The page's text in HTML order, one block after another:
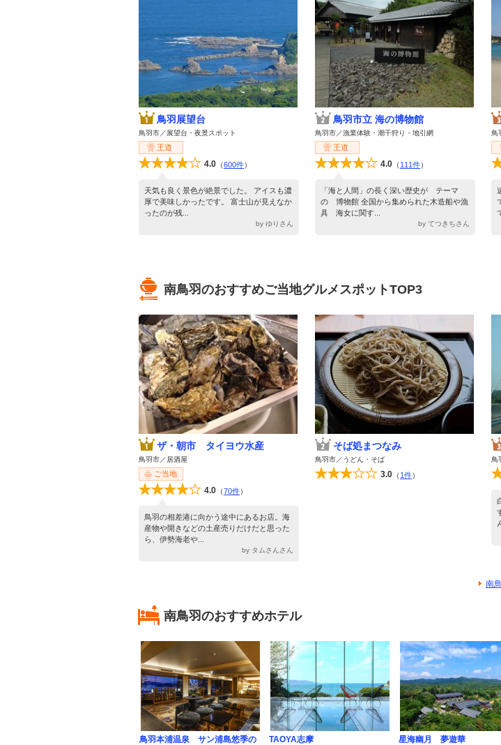
鳥羽展望台
鳥羽市／展望台・夜景スポット
王道
4.0 （600件）
天気も良く景色が絶景でした。 アイスも濃
厚で美味しかったです。 富士山が見えなか
ったのが残...
by ゆりさん
鳥羽市立 海の博物館
鳥羽市／漁業体験・潮干狩り・地引網
王道
4.0 （ 111件）
「海と人間」の長く深い歴史が テーマ
の 博物館 全国から集められた木造船や漁
具 海女に関す...
by てつきちさん
鳥
南鳥羽のおすすめご当地グルメスポットTOP3
ザ・朝市 タイヨウ水産
鳥羽市／居酒屋
ご当地
4.0 （70件）
鳥羽の相差港に向かう途中にあるお店。海
産物や開きなどの土産売りだけだと思った
ら、伊勢海老や...
by タムさんさん
そば処まつなみ
鳥羽市／うどん・そば
3.0 （ 1件）
鳥
南
南鳥羽のおすすめホテル
鳥羽本浦温泉 サン浦島悠季の
TAOYA志摩 星海幽月 夢遊華